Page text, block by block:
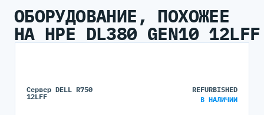
ОБОРУДОВАНИЕ, ПОХОЖЕЕ
НА HPE DL380 GEN10 12LFF
Сервер DELL R750
12LFF
REFURBISHED
В НАЛИЧИИ